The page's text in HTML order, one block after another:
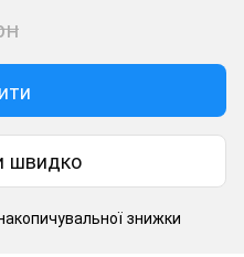
швидко
знижки